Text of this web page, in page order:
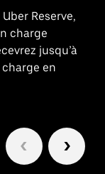
Reserve,
charge
jusqu’à
charge en